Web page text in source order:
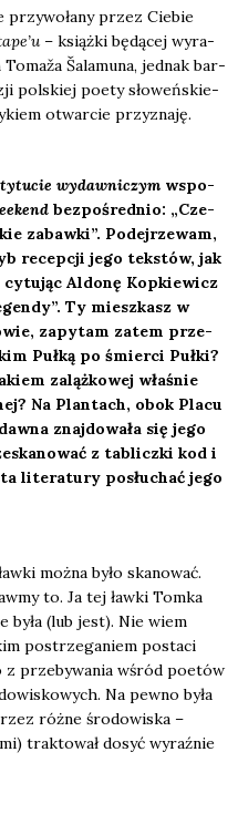
przy­wo­ła­ny przez Cie­bie
– książ­ki będą­cej wyra­
Šala­mu­na, jed­nak bar­
pol­skiej poety sło­weń­skie­
otwar­cie przy­zna­ję.
wydaw­ni­czym wspo­
bez­po­śred­nio: „Cze­
zabaw­ki”. Podej­rze­wam,
recep­cji jego tek­stów, jak
Aldo­nę Kop­kie­wicz
Ty miesz­kasz w
zapy­tam zatem prze­
Puł­ką po śmier­ci Puł­ki?
zaląż­ko­wej wła­śnie
Na Plan­tach, obok Pla­cu
znaj­do­wa­ła się jego
z tablicz­ki kod i
lite­ra­tu­ry posłu­chać jego
moż­na było ska­no­wać.
to. Ja tej ław­ki Tom­ka
była (lub jest). Nie wiem
postrze­ga­niem posta­ci
z prze­by­wa­nia wśród poetów
Na pew­no była
róż­ne śro­do­wi­ska –
trak­to­wał dosyć wyraź­nie